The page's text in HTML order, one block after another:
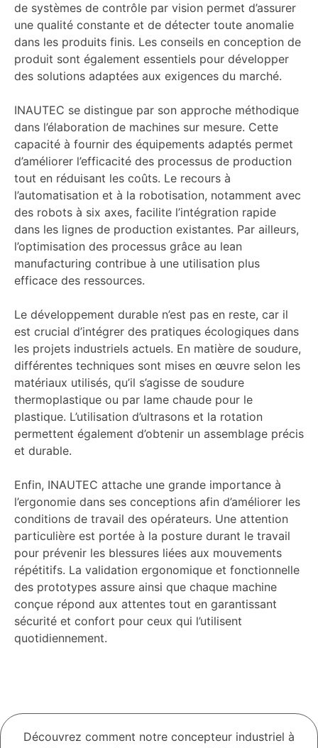
de systèmes de contrôle par vision permet d’assurer
une qualité constante et de détecter toute anomalie
dans les produits finis. Les conseils en conception de
produit sont également essentiels pour développer
des solutions adaptées aux exigences du marché.
INAUTEC se distingue par son approche méthodique
dans l’élaboration de machines sur mesure. Cette
capacité à fournir des équipements adaptés permet
d’améliorer l’efficacité des processus de production
tout en réduisant les coûts. Le recours à
l’automatisation et à la robotisation, notamment avec
des robots à six axes, facilite l’intégration rapide
dans les lignes de production existantes. Par ailleurs,
l’optimisation des processus grâce au lean
manufacturing contribue à une utilisation plus
efficace des ressources.
Le développement durable n’est pas en reste, car il
est crucial d’intégrer des pratiques écologiques dans
les projets industriels actuels. En matière de soudure,
différentes techniques sont mises en œuvre selon les
matériaux utilisés, qu’il s’agisse de soudure
thermoplastique ou par lame chaude pour le
plastique. L’utilisation d’ultrasons et la rotation
permettent également d’obtenir un assemblage précis
et durable.
Enfin, INAUTEC attache une grande importance à
l’ergonomie dans ses conceptions afin d’améliorer les
conditions de travail des opérateurs. Une attention
particulière est portée à la posture durant le travail
pour prévenir les blessures liées aux mouvements
répétitifs. La validation ergonomique et fonctionnelle
des prototypes assure ainsi que chaque machine
conçue répond aux attentes tout en garantissant
sécurité et confort pour ceux qui l’utilisent
quotidiennement.
Découvrez comment notre concepteur industriel à